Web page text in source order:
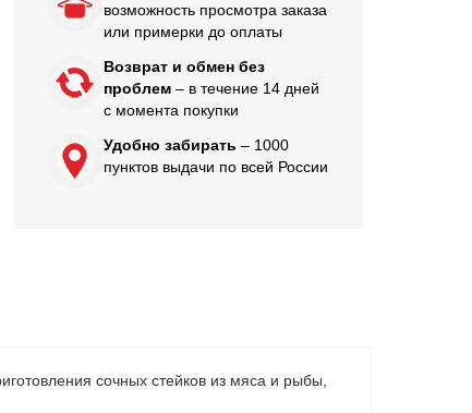
возможность просмотра заказа
или примерки до оплаты
Возврат и обмен без
проблем – в течение 14 дней
с момента покупки
Удобно забирать – 1000
пунктов выдачи по всей России
сочных стейков из мяса и рыбы,